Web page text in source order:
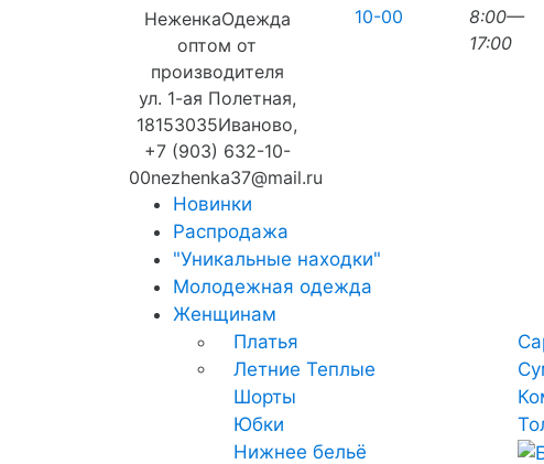
НеженкаОдежда
оптом от
производителя
ул. 1-ая Полетная,
18153035Иваново,
+7 (903) 632-10-
00nezhenka37@mail.ru
10-00
8:00—
17:00
Новинки
Распродажа
"Уникальные находки"
Молодежная одежда
Женщинам
Платья
Летние Теплые
Шорты
Юбки
Нижнее бельё